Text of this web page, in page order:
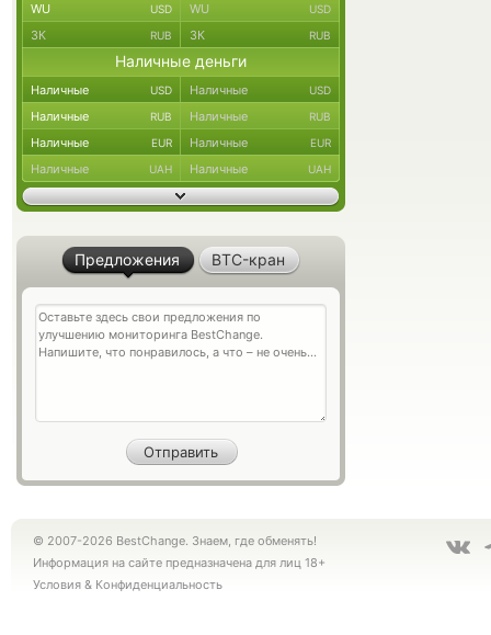
WU USD WU USD
ЗК RUB ЗК RUB
Наличные деньги
Наличные USD Наличные USD
Наличные RUB Наличные RUB
Наличные EUR Наличные EUR
Наличные UAH Наличные UAH
Предложения BTC-кран
© 2007-2026 BestChange. Знаем, где обменять!
Информация на сайте предназначена для лиц 18+
Условия & Конфиденциальность